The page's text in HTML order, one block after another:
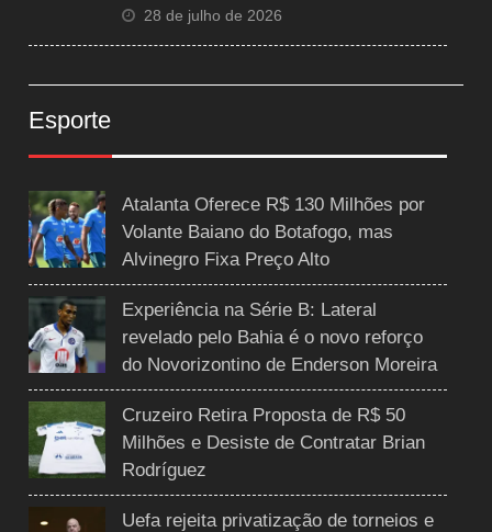
28 de julho de 2026
Esporte
Atalanta Oferece R$ 130 Milhões por
Volante Baiano do Botafogo, mas
Alvinegro Fixa Preço Alto
Experiência na Série B: Lateral
revelado pelo Bahia é o novo reforço
do Novorizontino de Enderson Moreira
Cruzeiro Retira Proposta de R$ 50
Milhões e Desiste de Contratar Brian
Rodríguez
Uefa rejeita privatização de torneios e